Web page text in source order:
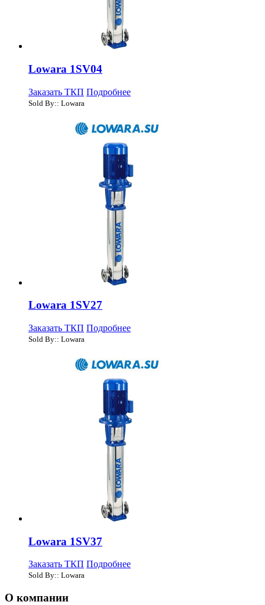
Lowara 1SV04
Заказать ТКП Подробнее
Sold By:: Lowara
Lowara 1SV27
Заказать ТКП Подробнее
Sold By:: Lowara
Lowara 1SV37
Заказать ТКП Подробнее
Sold By:: Lowara
О компании